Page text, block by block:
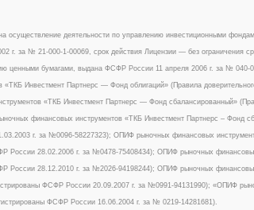
осуществление деятельности по управлению инвестиционными
за № 21-000-1-00069, срок действия Лицензии — без ограничения
ценными бумагами, выдана ФСФР России 11 апреля 2006 г. за № 040-
Инвестмент Партнерс — Фонд облигаций» (Правила
«ТКБ Инвестмент Партнерс — Фонд сбалансированный»
финансовых инструментов «ТКБ Инвестмент Партнерс – Фонд
г. за №0096-58227323); ОПИФ рыночных финансовых
России 28.02.2006 г. за №0478-75408434); ОПИФ рыночных
России 28.12.2010 г. за №2026-94198244); ОПИФ рыночных
ФСФР России 20.09.2007 г. за №0991-94131990); «ОПИФ
ФСФР России 16.06.2004 г. за № 0219-14281681).